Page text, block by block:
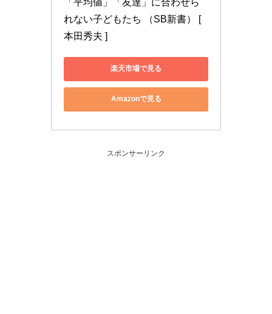
れない子どもたち （SB新書） [
本田秀夫 ]
楽天市場で見る
Amazonで見る
スポンサーリンク